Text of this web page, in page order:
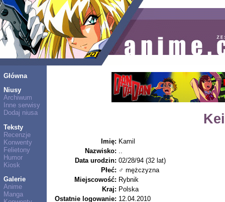
Główna
Niusy
Archiwum
Inne serwisy
Dodaj niusa
Teksty
Recenzje
Konwenty
Felietony
Humor
Kiosk
Galerie
Anime
Manga
Imię: Kamil
Nazwisko:
Data urodzin: 02/28/94 (32 lat)
Płeć: ♂ mężczyzna
Miejscowość: Rybnik
Kraj: Polska
Ostatnie logowanie: 12.04.2010